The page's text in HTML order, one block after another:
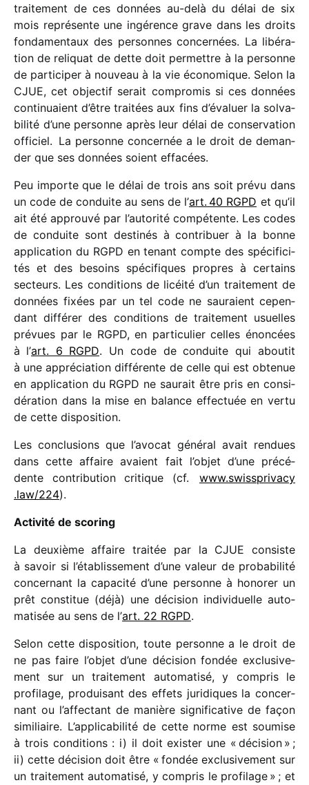
trai­te­ment de ces données au-delà du délai de six
mois repré­sente une ingé­rence grave dans les droits
fonda­men­taux des personnes concer­nées. La libé­ra­
tion de reli­quat de dette doit permettre à la personne
de parti­ci­per à nouveau à la vie écono­mique. Selon la
CJUE, cet objec­tif serait compro­mis si ces données
conti­nuaient d’être trai­tées aux fins d’évaluer la solva­
bi­lité d’une personne après leur délai de conser­va­tion
offi­ciel. La personne concer­née a le droit de deman­
der que ses données soient effacées.
Peu importe que le délai de trois ans soit prévu dans
un code de conduite au sens de l’art. 40 RGPD et qu’il
ait été approuvé par l’autorité compé­tente. Les codes
de conduite sont desti­nés à contri­buer à la bonne
appli­ca­tion du RGPD en tenant compte des spéci­fi­ci­
tés et des besoins spéci­fiques propres à certains
secteurs. Les condi­tions de licéité d’un trai­te­ment de
données fixées par un tel code ne sauraient cepen­
dant diffé­rer des condi­tions de trai­te­ment usuelles
prévues par le RGPD, en parti­cu­lier celles énon­cées
à l’art. 6 RGPD. Un code de conduite qui abou­tit
à une appré­cia­tion diffé­rente de celle qui est obte­nue
en appli­ca­tion du RGPD ne saurait être pris en consi­
dé­ra­tion dans la mise en balance effec­tuée en vertu
de cette dispo­si­tion.
Les conclu­sions que l’avocat géné­ral avait rendues
dans cette affaire avaient fait l’objet d’une précé­
dente contri­bu­tion critique (cf. www​.swiss​pri​vacy​
.law/​224).
Activité de scoring
La deuxième affaire trai­tée par la CJUE consiste
à savoir si l’établissement d’une valeur de proba­bi­lité
concer­nant la capa­cité d’une personne à hono­rer un
prêt consti­tue (déjà) une déci­sion indi­vi­duelle auto­
ma­ti­sée au sens de l’art. 22 RGPD.
Selon cette dispo­si­tion, toute personne a le droit de
ne pas faire l’objet d’une déci­sion fondée exclu­si­ve­
ment sur un trai­te­ment auto­ma­tisé, y compris le
profi­lage, produi­sant des effets juri­diques la concer­
nant ou l’affectant de manière signi­fi­ca­tive de façon
simi­liaire. L’applicabilité de cette norme est soumise
à trois condi­tions : i) il doit exis­ter une « déci­sion » ;
ii) cette déci­sion doit être « fondée exclu­si­ve­ment sur
un trai­te­ment auto­ma­tisé, y compris le profi­lage » ; et